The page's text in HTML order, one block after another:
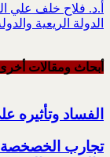
أ.د. فلاح خلف علي
الدولة الريعية
أبحاث ومقالات
الفساد وتأثيره
تجارب الخصخصة